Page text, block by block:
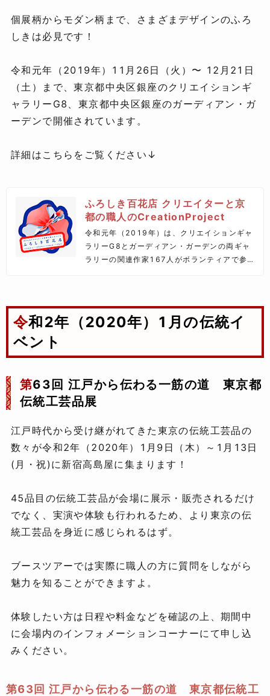
個展柄からモダン柄まで、さまざまデザインのふろ
しきは必見です！
令和元年（2019年）11月26日（火）〜 12月21日
（土）まで、東京都中央区銀座のクリエイションギ
ャラリーG8、東京都中央区銀座のガーディアン・ガ
ーデンで開催されています。
詳細はこちらをご覧ください↓
ふろしき百花店 クリエイターと京
都の職人のCreationProject
令和元年（2019年）は、クリエイションギャ
ラリーG8とガーディアン・ガーデンの両ギャ
ラリーの関連作家167人がボランティアで参
令和2年（2020年）1月の伝統イ
ベント
第63回 江戸から伝わる一筋の道 東京都
伝統工芸品展
江戸時代から受け継がれてきた東京の伝統工芸品の
数々が令和2年（2020年）1月9日（木）～1月13日
(月・祝)に新宿高島屋に集まります！
45品目の伝統工芸品が会場に展示・販売されるだけ
でなく、実演や体験も行われるため、より東京の伝
統工芸品を身近に感じられるはず。
ブースツアーでは実際に職人の方に質問をしながら
魅力を知ることができますよ。
体験したい方は日程や料金などを確認の上、期間中
に会場内のインフォメーションコーナーにて申し込
みください。
第63回 江戸から伝わる一筋の道 東京都伝統工